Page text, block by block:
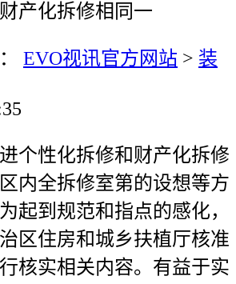
产化拆修相同一
EVO视讯官方网站 > 装
性化拆修和财产化拆修
内全拆修室第的设想等方
起到规范和指点的感化，
区住房和城乡扶植厅核准
核实相关内容。有益于实